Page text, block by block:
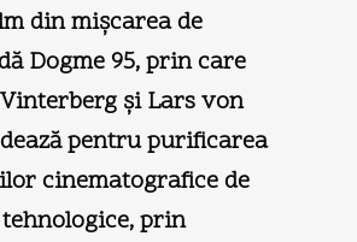
din mişcarea de
Dogme 95, prin care
şi Lars von
pentru purificarea
cinematografice de
prin